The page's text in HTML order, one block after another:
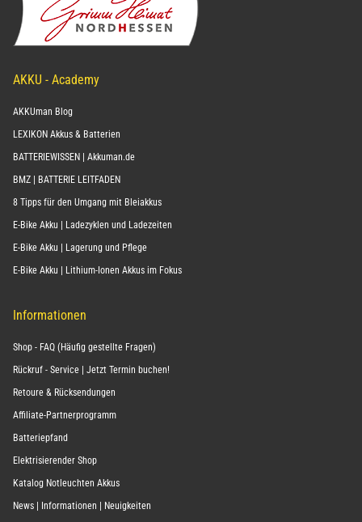
AKKU - Academy
AKKUman Blog
LEXIKON Akkus & Batterien
BATTERIEWISSEN | Akkuman.de
BMZ | BATTERIE LEITFADEN
8 Tipps für den Umgang mit Bleiakkus
E-Bike Akku | Ladezyklen und Ladezeiten
E-Bike Akku | Lagerung und Pflege
E-Bike Akku | Lithium-Ionen Akkus im Fokus
Informationen
Shop - FAQ (Häufig gestellte Fragen)
Rückruf - Service | Jetzt Termin buchen!
Retoure & Rücksendungen
Affiliate-Partnerprogramm
Batteriepfand
Elektrisierender Shop
Katalog Notleuchten Akkus
News | Informationen | Neuigkeiten